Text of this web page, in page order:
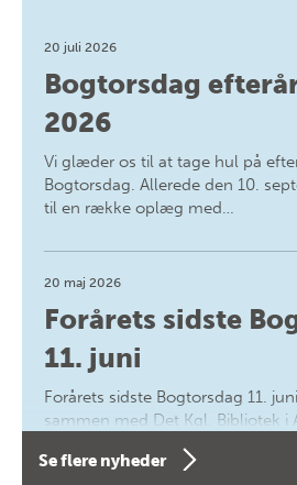
20 juli 2026
Bogtorsdag
2026
Vi glæder os til at tage hul på
Bogtorsdag. Allerede den 10.
til en række oplæg med…
20 maj 2026
Forårets sidste
11. juni
Forårets sidste Bogtorsdag 11.
sammen med Det Kgl. Bibliotek i
forfatterne bag vores nyes…
Se flere nyheder